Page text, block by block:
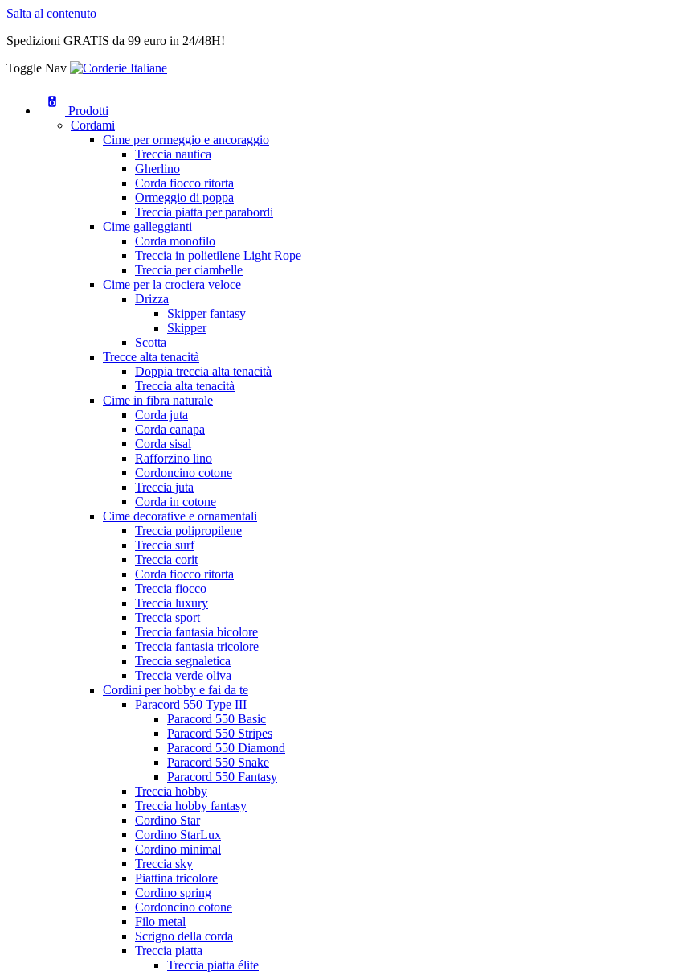
Salta al contenuto
Spedizioni GRATIS da 99 euro in 24/48H!
Toggle Nav
Prodotti
Cordami
Cime per ormeggio e ancoraggio
Treccia nautica
Gherlino
Corda fiocco ritorta
Ormeggio di poppa
Treccia piatta per parabordi
Cime galleggianti
Corda monofilo
Treccia in polietilene Light Rope
Treccia per ciambelle
Cime per la crociera veloce
Drizza
Skipper fantasy
Skipper
Scotta
Trecce alta tenacità
Doppia treccia alta tenacità
Treccia alta tenacità
Cime in fibra naturale
Corda juta
Corda canapa
Corda sisal
Rafforzino lino
Cordoncino cotone
Treccia juta
Corda in cotone
Cime decorative e ornamentali
Treccia polipropilene
Treccia surf
Treccia corit
Corda fiocco ritorta
Treccia fiocco
Treccia luxury
Treccia sport
Treccia fantasia bicolore
Treccia fantasia tricolore
Treccia segnaletica
Treccia verde oliva
Cordini per hobby e fai da te
Paracord 550 Type III
Paracord 550 Basic
Paracord 550 Stripes
Paracord 550 Diamond
Paracord 550 Snake
Paracord 550 Fantasy
Treccia hobby
Treccia hobby fantasy
Cordino Star
Cordino StarLux
Cordino minimal
Treccia sky
Piattina tricolore
Cordino spring
Cordoncino cotone
Filo metal
Scrigno della corda
Treccia piatta
Treccia piatta élite